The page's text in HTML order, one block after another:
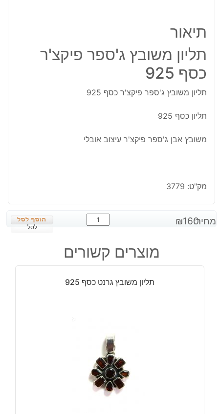
תיאור
תליון משובץ ג'ספר פיקצ'ר
כסף 925
תליון משובץ ג'ספר פיקצ'ר כסף 925
תליון כסף 925
משובץ אבן ג'ספר פיקצ'ר עיצוב אובלי
מק"ט: 3779
מחיר: ₪160
כמות
של
משובץ
ג'ספר
כסף
לסל
מוצרים קשורים
תליון משובץ גרנט כסף 925